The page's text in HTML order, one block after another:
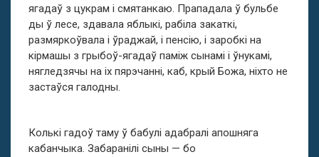
ягадаў з цукрам і смятанкаю. Прападала ў бульбе
ды ў лесе, здавала яблыкі, рабіла закаткі,
размяркоўвала і ўраджай, і пенсію, і заробкі на
кірмашы з грыбоў-ягадаў паміж сынамі і ўнукамі,
нягледзячы на іх пярэчанні, каб, крый Божа, ніхто не
застаўся галодны.
Колькі гадоў таму ў бабулі адабралі апошняга
кабанчыка. Забаранілі сыны — бо